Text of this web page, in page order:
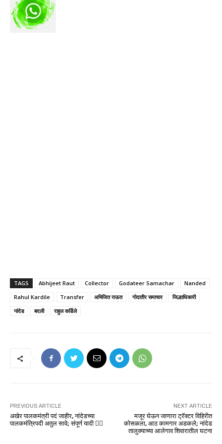
TAGS Abhijeet Raut Collector Godateer Samachar
Nanded
Rahul Kardile
Transfer अभिजित राऊत गोदातीर समाचार
जिल्हाधिकारी
नांदेड
बदली राहुल कर्डिले
PREVIOUS ARTICLE
अखेर पालकमंत्री पदं जाहीर, नांदेडच्या
पालकमंत्रिपदी अतुल सावे; संपूर्ण यादी 👇🏻
NEXT ARTICLE
मजूर घेऊन जाणारा ट्रॅक्टर विहिरीत
कोसळला, आठ कामगार अडकले; नांदेड
तालुक्याच्या आलेगाव शिवारातील घटना